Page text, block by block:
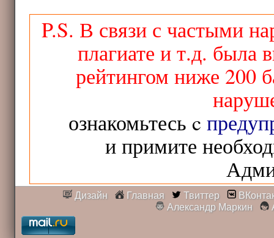
P.S. В связи с частыми
плагиате и т.д. была
рейтингом ниже 200
ознакомьтесь c
и примите
Дизайн Главная Твиттер
Александр Маркин